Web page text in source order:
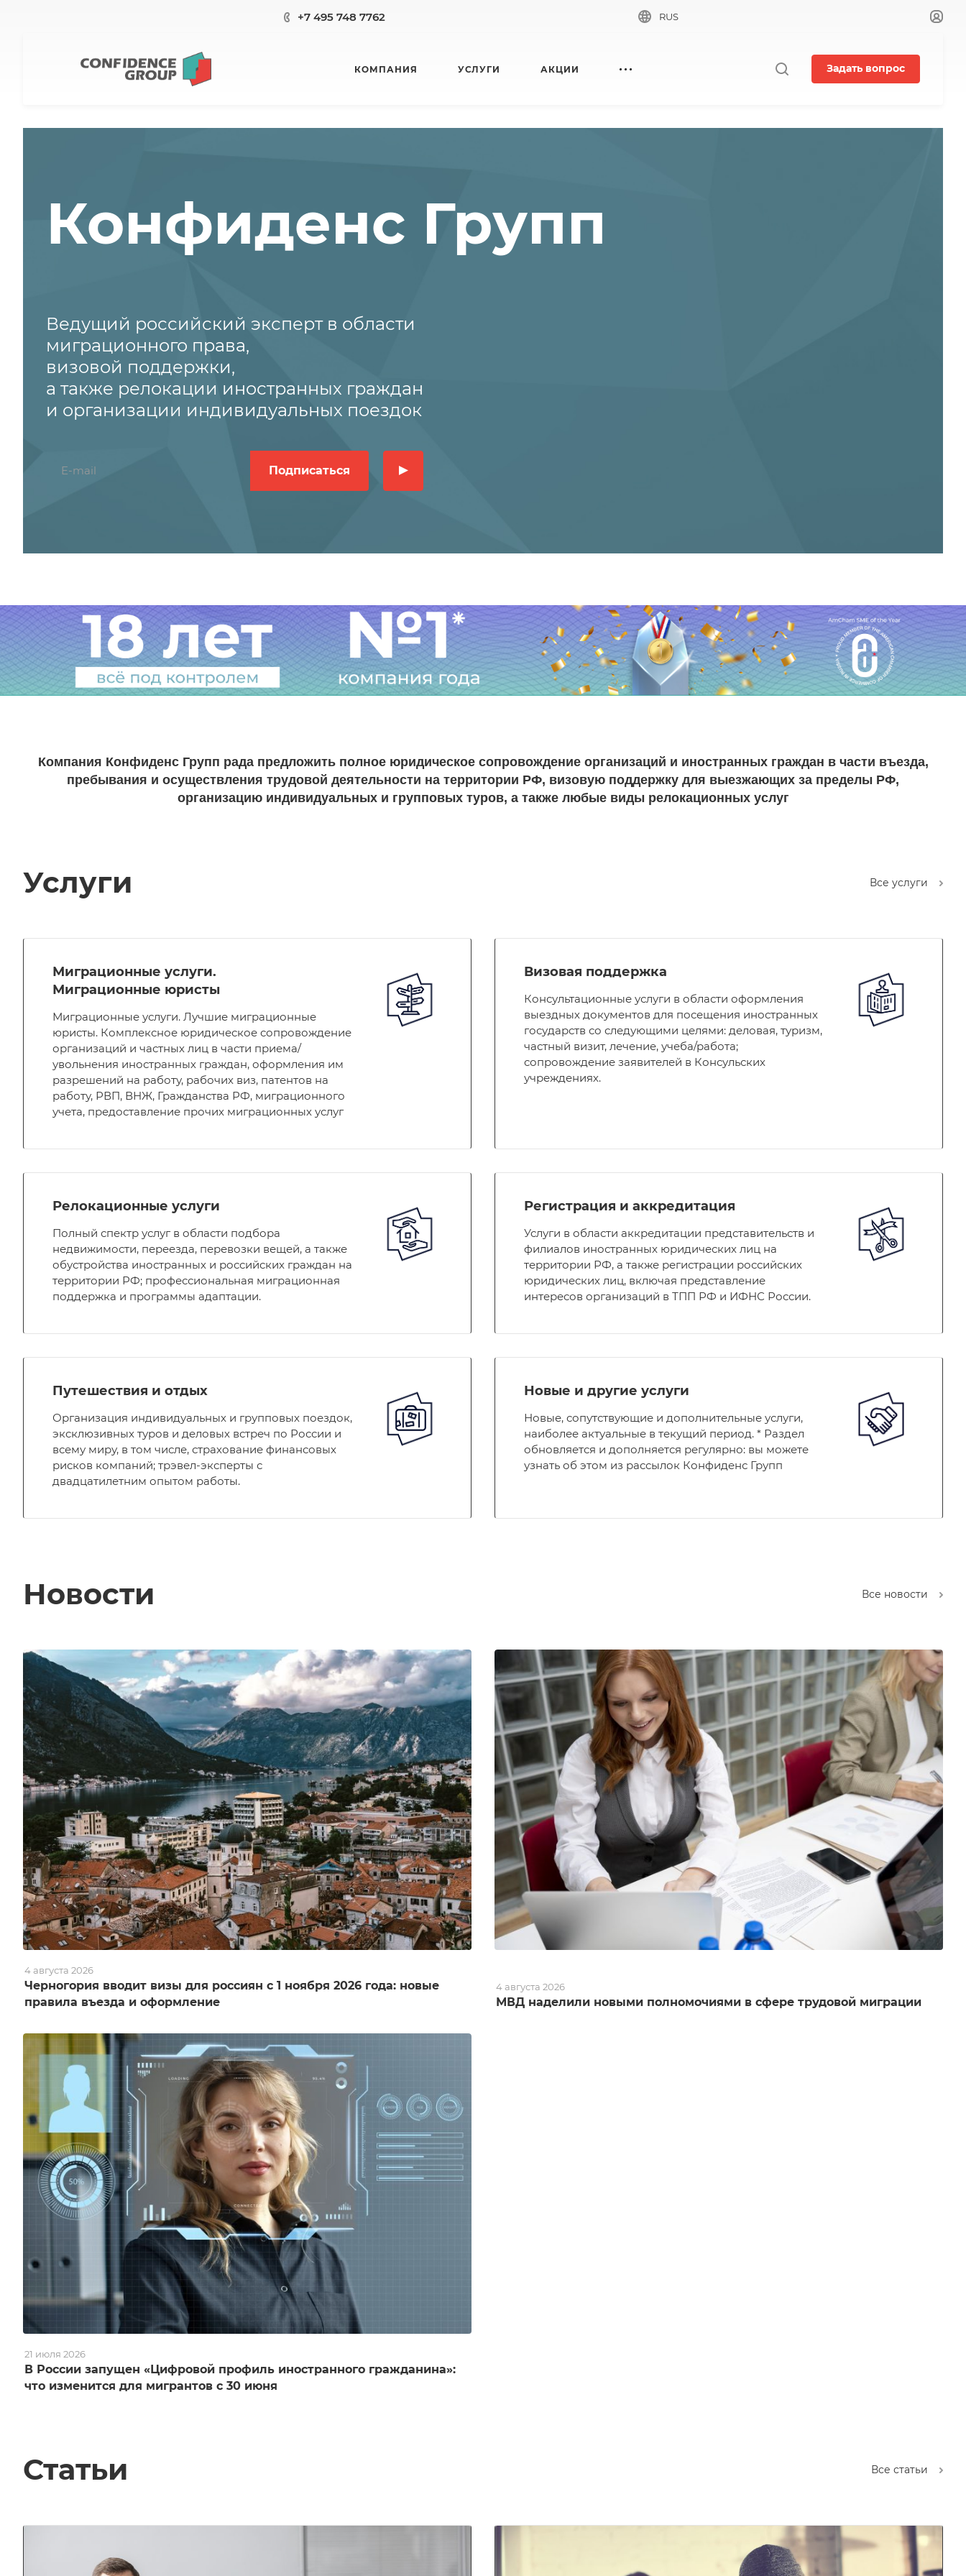
+7 495 748 7762 RUS
КОМПАНИЯ УСЛУГИ АКЦИИ Задать вопрос
Конфиденс Групп
Ведущий российский эксперт в области
миграционного права,
визовой поддержки,
а также релокации иностранных граждан
и организации индивидуальных поездок
Компания Конфиденс Групп рада предложить полное юридическое сопровождение организаций и иностранных граждан в части въезда,
пребывания и осуществления трудовой деятельности на территории РФ, визовую поддержку для выезжающих за пределы РФ,
организацию индивидуальных и групповых туров, а также любые виды релокационных услуг
Услуги Все услуги
Миграционные услуги.
Миграционные юристы
Миграционные услуги. Лучшие миграционные
юристы. Комплексное юридическое сопровождение
организаций и частных лиц в части приема/
увольнения иностранных граждан, оформления им
разрешений на работу, рабочих виз, патентов на
работу, РВП, ВНЖ, Гражданства РФ, миграционного
учета, предоставление прочих миграционных услуг
Визовая поддержка
Консультационные услуги в области оформления
выездных документов для посещения иностранных
государств со следующими целями: деловая, туризм,
частный визит, лечение, учеба/работа;
сопровождение заявителей в Консульских
учреждениях.
Релокационные услуги
Полный спектр услуг в области подбора
недвижимости, переезда, перевозки вещей, а также
обустройства иностранных и российских граждан на
территории РФ; профессиональная миграционная
поддержка и программы адаптации.
Регистрация и аккредитация
Услуги в области аккредитации представительств и
филиалов иностранных юридических лиц на
территории РФ, а также регистрации российских
юридических лиц, включая представление
интересов организаций в ТПП РФ и ИФНС России.
Путешествия и отдых
Организация индивидуальных и групповых поездок,
эксклюзивных туров и деловых встреч по России и
всему миру, в том числе, страхование финансовых
рисков компаний; трэвел-эксперты с
двадцатилетним опытом работы.
Новые и другие услуги
Новые, сопутствующие и дополнительные услуги,
наиболее актуальные в текущий период. * Раздел
обновляется и дополняется регулярно: вы можете
узнать об этом из рассылок Конфиденс Групп
Новости Все новости
Черногория вводит визы для россиян с 1 ноября 2026 года: новые
правила въезда и оформление
4 августа 2026
МВД наделили новыми полномочиями в сфере трудовой миграции
4 августа 2026
В России запущен «Цифровой профиль иностранного гражданина»:
что изменится для мигрантов с 30 июня
21 июля 2026
Статьи Все статьи